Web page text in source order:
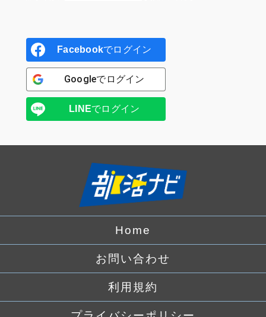
Facebookでログイン
Googleでログイン
LINEでログイン
Home
お問い合わせ
利用規約